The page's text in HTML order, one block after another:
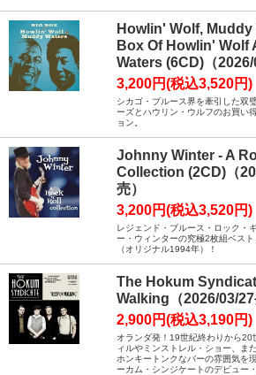
Howlin' Wolf, Muddy
Box Of Howlin' Wolf
Waters (6CD)（2026/
3,200円(税込3,520円)
シカゴ・ブルース界を牽引した双
ーズとハウリン・ウルフのお買い
ョン。
Johnny Winter - A
Collection (2CD)（
売）
3,200円(税込3,520円)
レジェンド・ブルース・ロック・
ー・ウィンターの究極2枚組ベス
（オリジナル1994年）！
The Hokum
Walking（2026/03/27
2,900円(税込3,190円)
オランダ発！19世紀終わりから20
ィルやミンストレル・ショー、ま
ホンキートンクなバーの雰囲気を
ーカム・シンジケートのデビュー